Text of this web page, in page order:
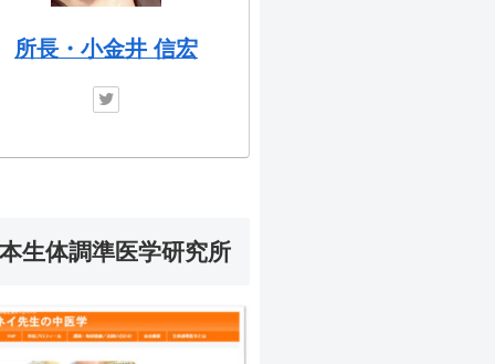
所長・小金井 信宏
生体調準医学研究所